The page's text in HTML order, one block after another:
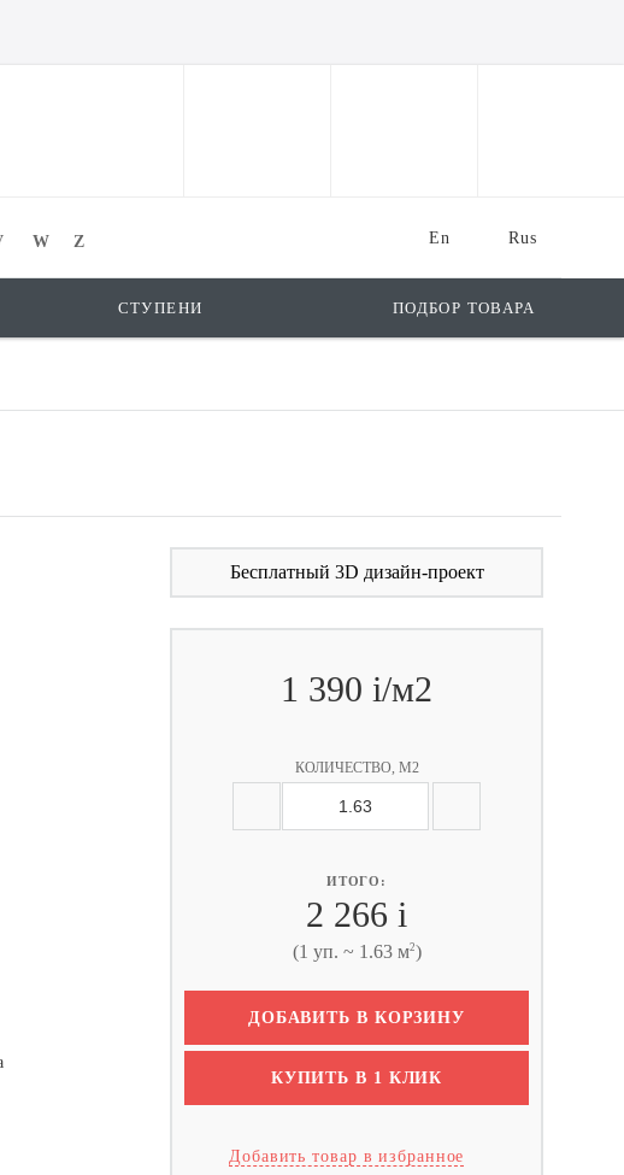
Rus
En
W Z
СТУПЕНИ ПОДБОР ТОВАРА
Бесплатный 3D дизайн-проект
1 390 i/м2
КОЛИЧЕСТВО, М2
ИТОГО:
2 266 i
(1 уп. ~ 1.63 м2)
ДОБАВИТЬ В КОРЗИНУ
КУПИТЬ В 1 КЛИК
Добавить товар в избранное